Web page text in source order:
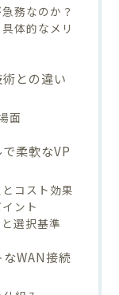
務なのか？
体的なメリ
との違い
面
柔軟なVP
コスト効果
ント
選択基準
WAN接続